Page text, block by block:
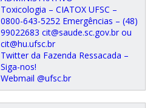
Toxicologia – CIATOX UFSC –
0800-643-5252 Emergências – (48)
99022683 cit@saude.sc.gov.br ou
cit@hu.ufsc.br
Twitter da Fazenda Ressacada –
Siga-nos!
Webmail @ufsc.br